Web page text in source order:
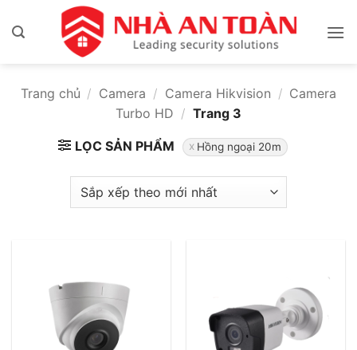
qua
Trang chủ / Camera / Camera Hikvision / Camera
Turbo HD / Trang 3
LỌC SẢN PHẨM Hồng ngoại 20m